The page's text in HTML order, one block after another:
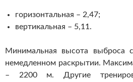
горизонтальная – 2,47;
вертикальная – 5,11.
Минимальная высота
немедленном раскрытии.
– 2200 м. Другие